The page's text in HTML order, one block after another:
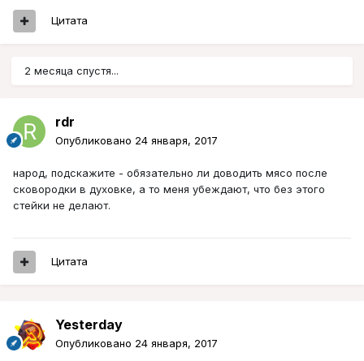
Цитата
2 месяца спустя...
rdr
Опубликовано 24 января, 2017
народ, подскажите - обязательно ли доводить мясо после
сковородки в духовке, а то меня убеждают, что без этого
стейки не делают.
Цитата
Yesterday
Опубликовано 24 января, 2017